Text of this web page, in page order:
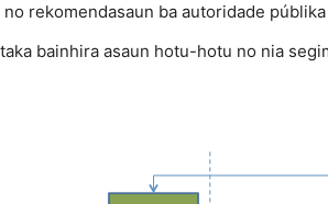
rekomendasaun ba autoridade
bainhira asaun hotu-hotu no nia